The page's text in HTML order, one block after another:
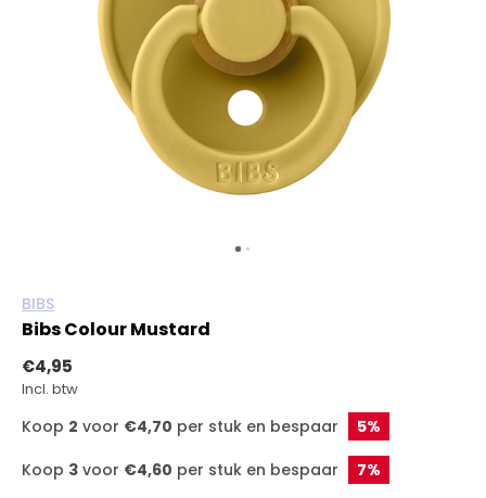
BIBS
Bibs Colour Mustard
€4,95
Incl. btw
Koop 2 voor €4,70 per stuk en bespaar
5%
Koop 3 voor €4,60 per stuk en bespaar
7%